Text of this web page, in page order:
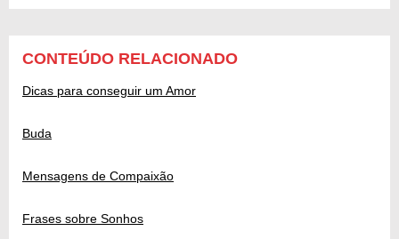
CONTEÚDO RELACIONADO
Dicas para conseguir um Amor
Buda
Mensagens de Compaixão
Frases sobre Sonhos